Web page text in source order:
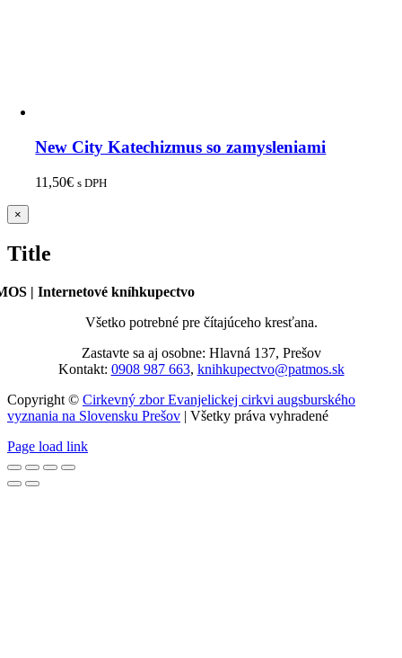
New City Katechizmus so zamysleniami
11,50€ s DPH
Zatvoriť
rýchle
produktu
×
Title
| Internetové kníhkupectvo
Všetko potrebné pre čítajúceho kresťana.
Zastavte sa aj osobne: Hlavná 137, Prešov
Kontakt: 0908 987 663, knihkupectvo@patmos.sk
Copyright © Cirkevný zbor Evanjelickej cirkvi augsburského
vyznania na Slovensku Prešov | Všetky práva vyhradené
Page load link